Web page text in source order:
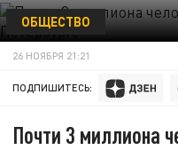
ОБЩЕСТВО
26 НОЯБРЯ 21:21
ПОДПИШИТЕСЬ:
Почти 3 миллиона